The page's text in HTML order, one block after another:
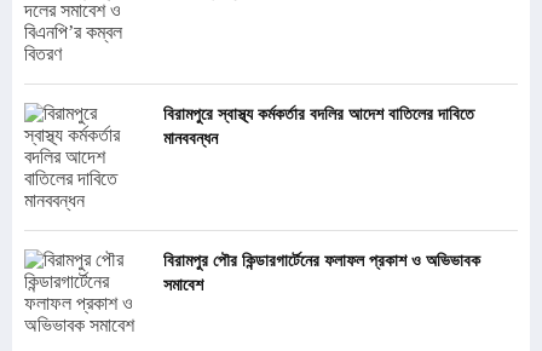
বিরামপুরে স্বাস্থ্য কর্মকর্তার বদলির আদেশ বাতিলের দাবিতে
মানববন্ধন
বিরামপুর পৌর কিন্ডারগার্টেনের ফলাফল প্রকাশ ও অভিভাবক
সমাবেশ